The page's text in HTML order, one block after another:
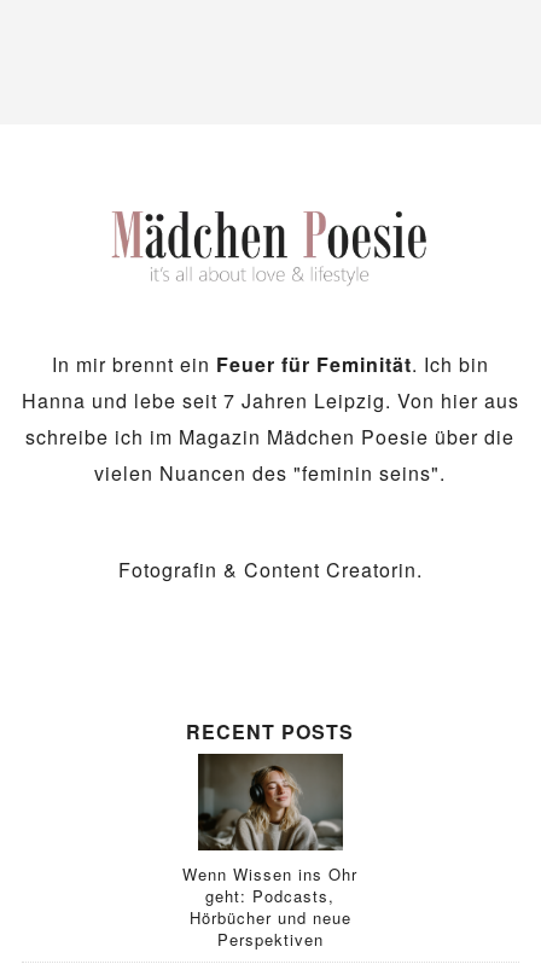
In mir brennt ein Feuer für Feminität. Ich bin
Hanna und lebe seit 7 Jahren Leipzig. Von hier aus
schreibe ich im Magazin Mädchen Poesie über die
vielen Nuancen des "feminin seins".
Fotografin & Content Creatorin.
RECENT POSTS
Wenn Wissen ins Ohr
geht: Podcasts,
Hörbücher und neue
Perspektiven